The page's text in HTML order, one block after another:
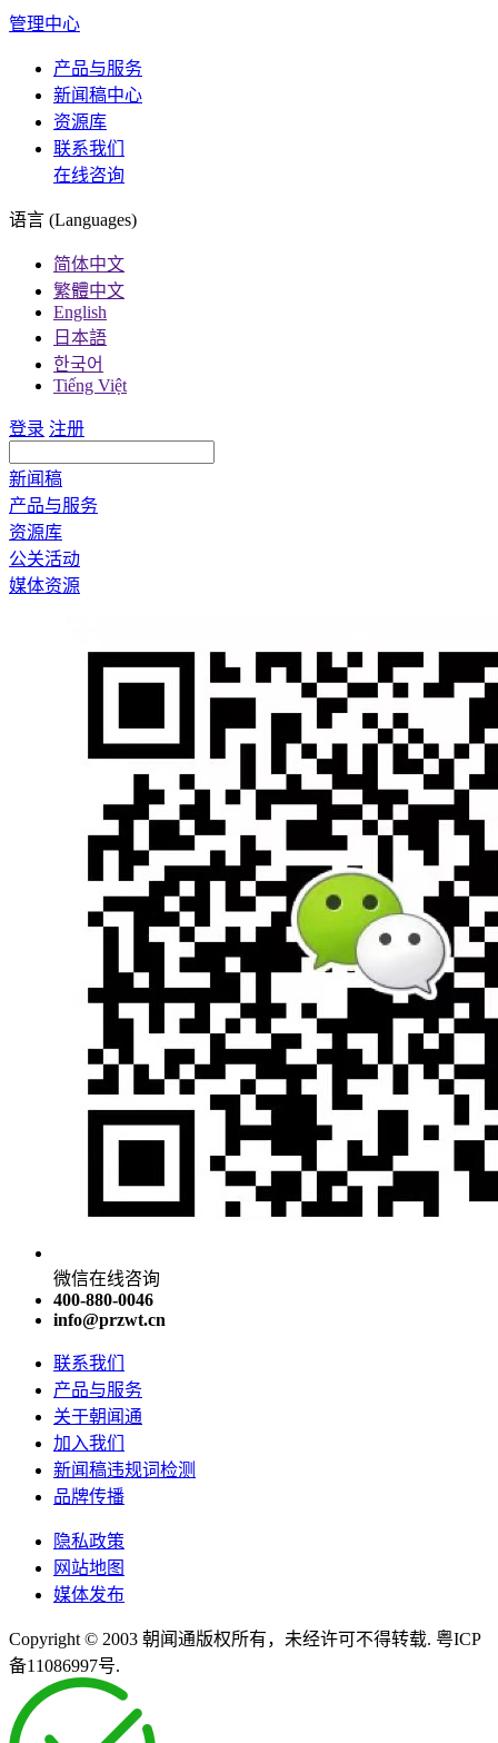
管理中心
产品与服务
新闻稿中心
资源库
联系我们
在线咨询
语言 (Languages)
简体中文
繁體中文
English
日本語
한국어
Tiếng Việt
登录 注册
新闻稿
产品与服务
资源库
公关活动
媒体资源
微信在线咨询
400-880-0046
info@przwt.cn
联系我们
产品与服务
关于朝闻通
加入我们
新闻稿违规词检测
品牌传播
隐私政策
网站地图
媒体发布
Copyright © 2003 朝闻通版权所有，未经许可不得转载. 粤ICP
备11086997号.